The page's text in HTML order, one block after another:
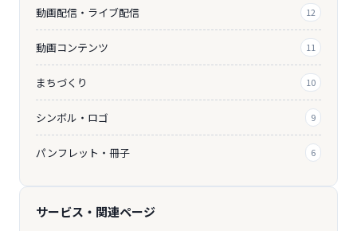
動画配信・ライブ配信 12
動画コンテンツ 11
まちづくり 10
シンボル・ロゴ 9
パンフレット・冊子 6
サービス・関連ページ